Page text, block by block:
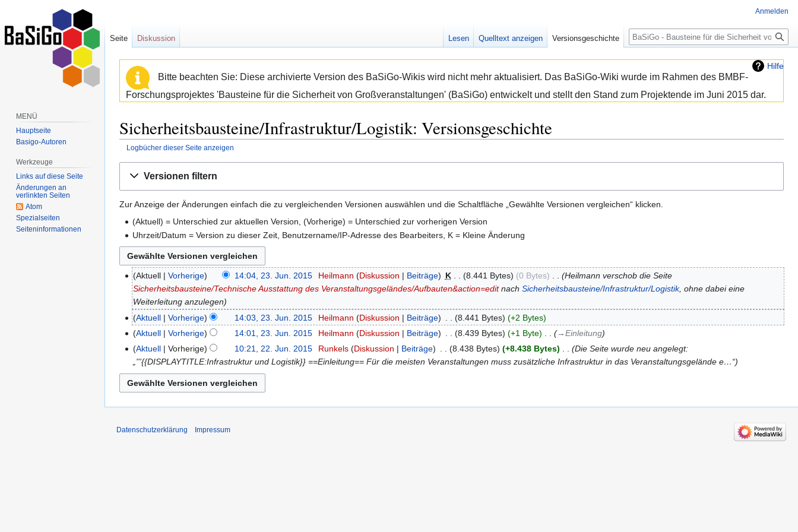
Hilfe
Bitte beachten Sie: Diese archivierte Version des BaSiGo-Wikis wird nicht mehr aktualisiert. Das BaSiGo-Wiki wurde im Rahmen des BMBF-
Forschungsprojektes 'Bausteine für die Sicherheit von Großveranstaltungen' (BaSiGo) entwickelt und stellt den Stand zum Projektende im Juni 2015 dar.
Sicherheitsbausteine/Infrastruktur/Logistik: Versionsgeschichte
Logbücher dieser Seite anzeigen
Navigation
Suche
Versionen filtern
Zur Anzeige der Änderungen einfach die zu vergleichenden Versionen auswählen und die Schaltfläche „Gewählte Versionen vergleichen“ klicken.
(Aktuell) = Unterschied zur aktuellen Version, (Vorherige) = Unterschied zur vorherigen Version
Uhrzeit/Datum = Version zu dieser Zeit, Benutzername/IP-Adresse des Bearbeiters, K = Kleine Änderung
Aktuell Vorherige 14:04, 23. Jun. 2015 Heilmann Diskussion Beiträge K 8.441 Bytes 0 Bytes
Heilmann verschob die Seite
Sicherheitsbausteine/Technische Ausstattung des Veranstaltungsgeländes/Aufbauten&action=editnachSicherheitsbausteine/Infrastruktur/Logistik, ohne dabei eine
Weiterleitung anzulegen
Aktuell
Vorherige 14:03, 23. Jun. 2015 Heilmann Diskussion Beiträge 8.441 Bytes
+2 Bytes
Aktuell
Vorherige 14:01, 23. Jun. 2015 Heilmann Diskussion Beiträge 8.439 Bytes +1 Byte
→‎Einleitung
Aktuell
Vorherige 10:21, 22. Jun. 2015 Runkels Diskussion Beiträge 8.438 Bytes +8.438 Bytes
Die Seite wurde neu angelegt:
„'''{{DISPLAYTITLE:Infrastruktur und Logistik}} ==Einleitung== Für die meisten Veranstaltungen muss zusätzliche Infrastruktur in das Veranstaltungsgelände e…“
Anmelden
Seite Diskussion Lesen Quelltext anzeigen Versionsgeschichte
Suche
MENÜ
Hauptseite
Basigo-Autoren
Werkzeuge
Links auf diese Seite
Änderungen an
verlinkten Seiten
Atom
Spezialseiten
Seiten­informationen
Datenschutzerklärung Impressum